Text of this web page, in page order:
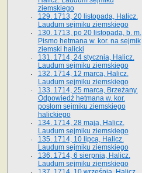
ziemskiego
129. 1713, 20 listopada, Halicz.
Laudum sejmiku ziemskiego
130. 1713, po 20 listopada, b. m.
Pismo hetmana w. kor. na sejmik
ziemski halicki
131. 1714, 24 stycznia, Halicz.
Laudum sejmiku ziemskiego
132. 1714, 12 marca, Halicz.
Laudum sejmiku ziemskiego
133. 1714, 25 marca, Brzeżany.
Odpowiedź hetmana w. kor.
posłom sejmiku ziemskiego
halickiego
134. 1714, 28 maja, Halicz.
Laudum sejmiku ziemskiego
135. 1714, 10 lipca, Halicz.
Laudum sejmiku ziemskiego
136. 1714, 6 sierpnia, Halicz.
Laudum sejmiku ziemskiego